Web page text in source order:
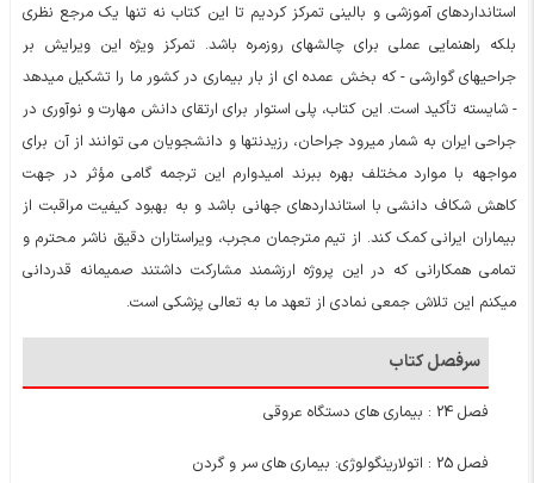
استانداردهای آموزشی و بالینی تمرکز کردیم تا این کتاب نه تنها یک مرجع نظری
بلکه راهنمایی عملی برای چالشهای روزمره باشد. تمرکز ویژه این ویرایش بر
جراحیهای گوارشی - که بخش عمده ای از بار بیماری در کشور ما را تشکیل میدهد
- شایسته تأکید است. این کتاب، پلی استوار برای ارتقای دانش مهارت و نوآوری در
جراحی ایران به شمار میرود جراحان، رزیدنتها و دانشجویان می توانند از آن برای
مواجهه با موارد مختلف بهره ببرند امیدوارم این ترجمه گامی مؤثر در جهت
کاهش شکاف دانشی با استانداردهای جهانی باشد و به بهبود کیفیت مراقبت از
بیماران ایرانی کمک کند. از تیم مترجمان مجرب، ویراستاران دقیق ناشر محترم و
تمامی همکارانی که در این پروژه ارزشمند مشارکت داشتند صمیمانه قدردانی
میکنم این تلاش جمعی نمادی از تعهد ما به تعالی پزشکی است.
سرفصل کتاب
فصل 24 : بیماری های دستگاه عروقی
فصل 25 : اتولارینگولوژی: بیماری های سر و گردن